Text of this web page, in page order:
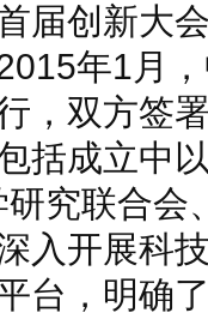
届创新大
年1月
，双方签
括成立中
研究联合
入开展科
台，明确